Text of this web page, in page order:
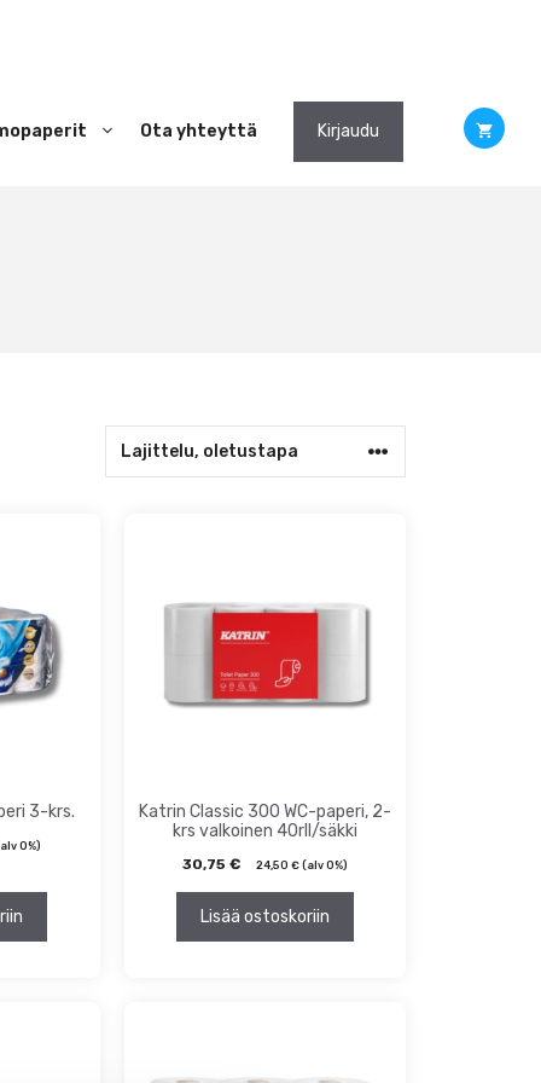
Ota yhteyttä Kirjaudu
3-krs.
0%)
Katrin Classic 300 WC-paperi, 2-
krs valkoinen 40rll/säkki
30,75 € 24,50 €(alv 0%)
Lisää ostoskoriin